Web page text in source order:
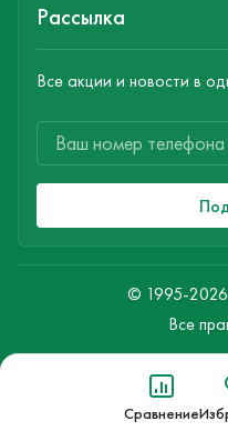
Сравнение
Рассылка
Все акции и новости в
© 1995-2026
Все